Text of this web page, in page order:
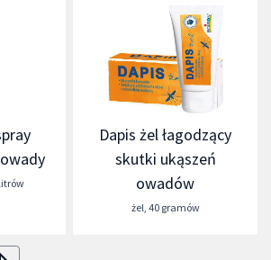
Dapis żel łagodzący
skutki ukąszeń
owadów
żel, 40 gramów